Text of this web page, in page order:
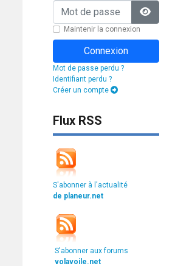
Mot de passe
Maintenir la connexion
Connexion
Mot de passe perdu ?
Identifiant perdu ?
Créer un compte
Flux RSS
S'abonner à l'actualité
de planeur.net
S'abonner aux forums
volavoile.net